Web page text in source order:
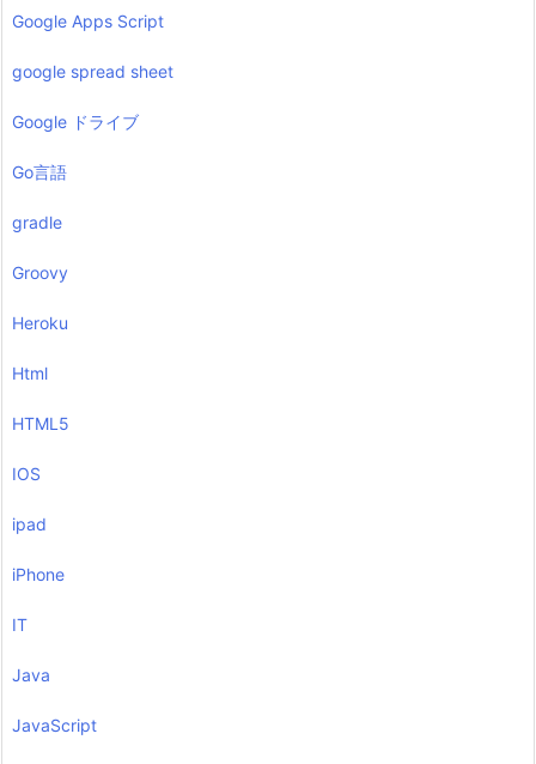
Google Apps Script
google spread sheet
Google ドライブ
Go言語
gradle
Groovy
Heroku
Html
HTML5
IOS
ipad
iPhone
IT
Java
JavaScript